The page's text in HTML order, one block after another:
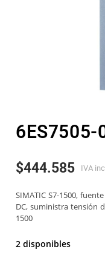
6ES7505-
$444.585 IVA
SIMATIC S7-1500,
DC, suministra tensión
1500
2 disponibles